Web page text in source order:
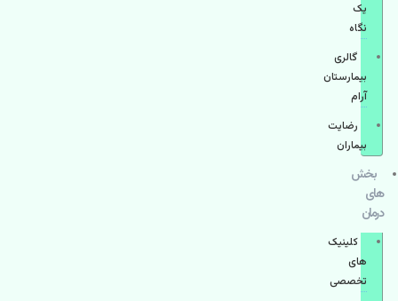
یک
نگاه
گالری
بیمارستان
آرام
رضایت
بیماران
بخش
های
درمان
کلینیک
های
تخصصی